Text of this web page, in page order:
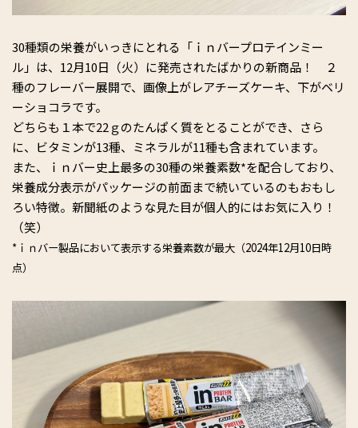
30種類の栄養がいっきにとれる「ｉｎバープロテインミー
ル」 は、12月10日（火）に発売されたばかりの新商品！
２
種のフレーバー展開で、 画像上がレアチーズケーキ、下がベリ
ーショコラです。
どちらも１本で22ｇのたんぱく質をとることができ、さら
に、ビタミンが13種、ミネラルが11種も含まれています。
また、ｉｎバー史上最多の30種の栄養素数*を配合しており、
栄養成分表示がパッケージの前面まで続いているのもおもし
ろい特徴。新聞紙のような見た目が個人的にはお気に入り！
（笑）
*ｉｎバー製品において表示する栄養素数が最大（2024年12月10日時
点）